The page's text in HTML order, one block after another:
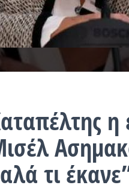
η
τι